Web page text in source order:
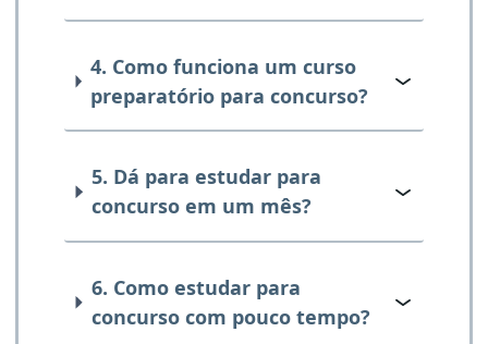
4. Como funciona um curso
preparatório para concurso?
5. Dá para estudar para
concurso em um mês?
6. Como estudar para
concurso com pouco tempo?